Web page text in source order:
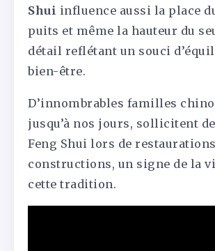
Shui influence aussi la place
puits et même la hauteur du
détail reflétant un souci
bien-être.
D’innombrables familles
jusqu’à nos jours, sollicitent
Feng Shui lors de
constructions, un signe de la
cette tradition.